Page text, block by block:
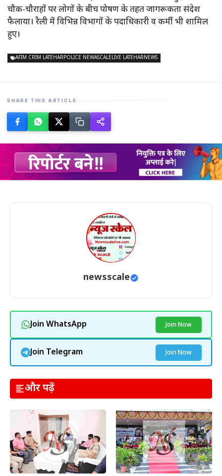
चौक-चौराहों पर लोगों के बीच पोषण के तहत जागरूकता संदेश
फैलाया। रैली में विभिन्न विभागों के पदाधिकारी व कर्मी भी शामिल
हुए।
AFIM CRIM LATEHARPOLICE NEWASCALELIVE LATEHARNEWS
SHARE THIS ARTICLE
newsscale
Join WhatsApp Join Now
Join Telegram Join Now
और पढ़ें